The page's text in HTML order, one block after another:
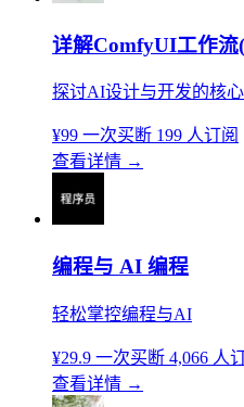
详解ComfyUI工作流
探讨AI设计与开发的核
¥99 一次买断 199 人订阅
查看详情 →
编程与 AI 编程
轻松掌控编程与AI
¥29.9 一次买断 4,066 人
查看详情 →